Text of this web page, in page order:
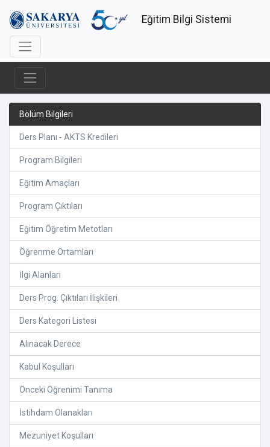
Eğitim Bilgi Sistemi
Bölüm Bilgileri
Ders Planı - AKTS Kredileri
Program Bilgileri
Eğitim Amaçları
Program Çıktıları
Eğitim Öğretim Metotları
Öğrenme Ortamları
İlgi Alanları
Ders Prog. Çıktıları İlişkileri
Ders Kategori Listesi
Alınacak Derece
Kabul Koşulları
Önceki Öğrenimi Tanıma
İstihdam Olanakları
Mezuniyet Koşulları